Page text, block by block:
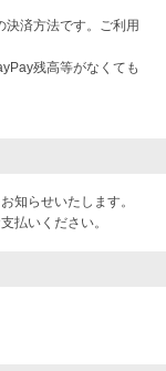
決済方法です。ご利用
残高等がなくても
知らせいたします。
払いください。